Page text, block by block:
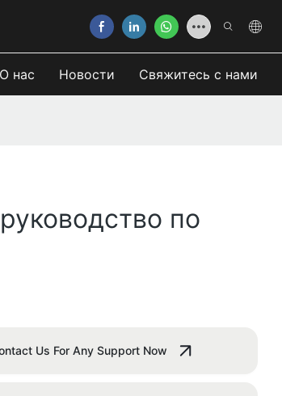
О нас Новости Свяжитесь с нами
по
Us For Any Support Now